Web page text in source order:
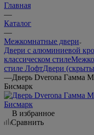
Главная
—
Каталог
—
Межкомнатные двери
Двери с алюминиевой
классическом стиле
стиле ЛофтДвери
—Дверь Dverona Гамма
Бисмарк
В избранное
Сравнить